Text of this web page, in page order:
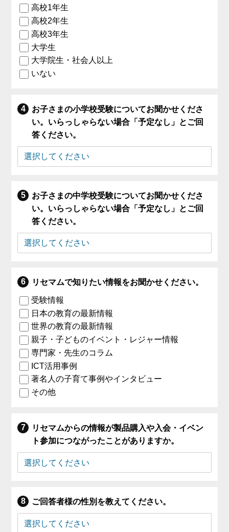
高校1年生
高校2年生
高校3年生
大学生
大学院生・社会人以上
いない
お子さまの小学校受験についてお聞かせくださ
い。いらっしゃらない場合「予定なし」とご回
答ください。
お子さまの中学校受験についてお聞かせくださ
い。いらっしゃらない場合「予定なし」とご回
答ください。
リセマムで知りたい情報をお聞かせください。
受験情報
日本の教育の最新情報
世界の教育の最新情報
親子・子どものイベント・レジャー情報
専門家・先生のコラム
ICT活用事例
著名人の子育て事例やインタビュー
その他
リセマムからの情報が製品購入や入会・イベン
ト参加につながったことがありますか。
ご回答者様の性別を教えてください。